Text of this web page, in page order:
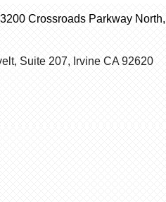
Crossroads Parkway
Suite 207, Irvine CA 92620